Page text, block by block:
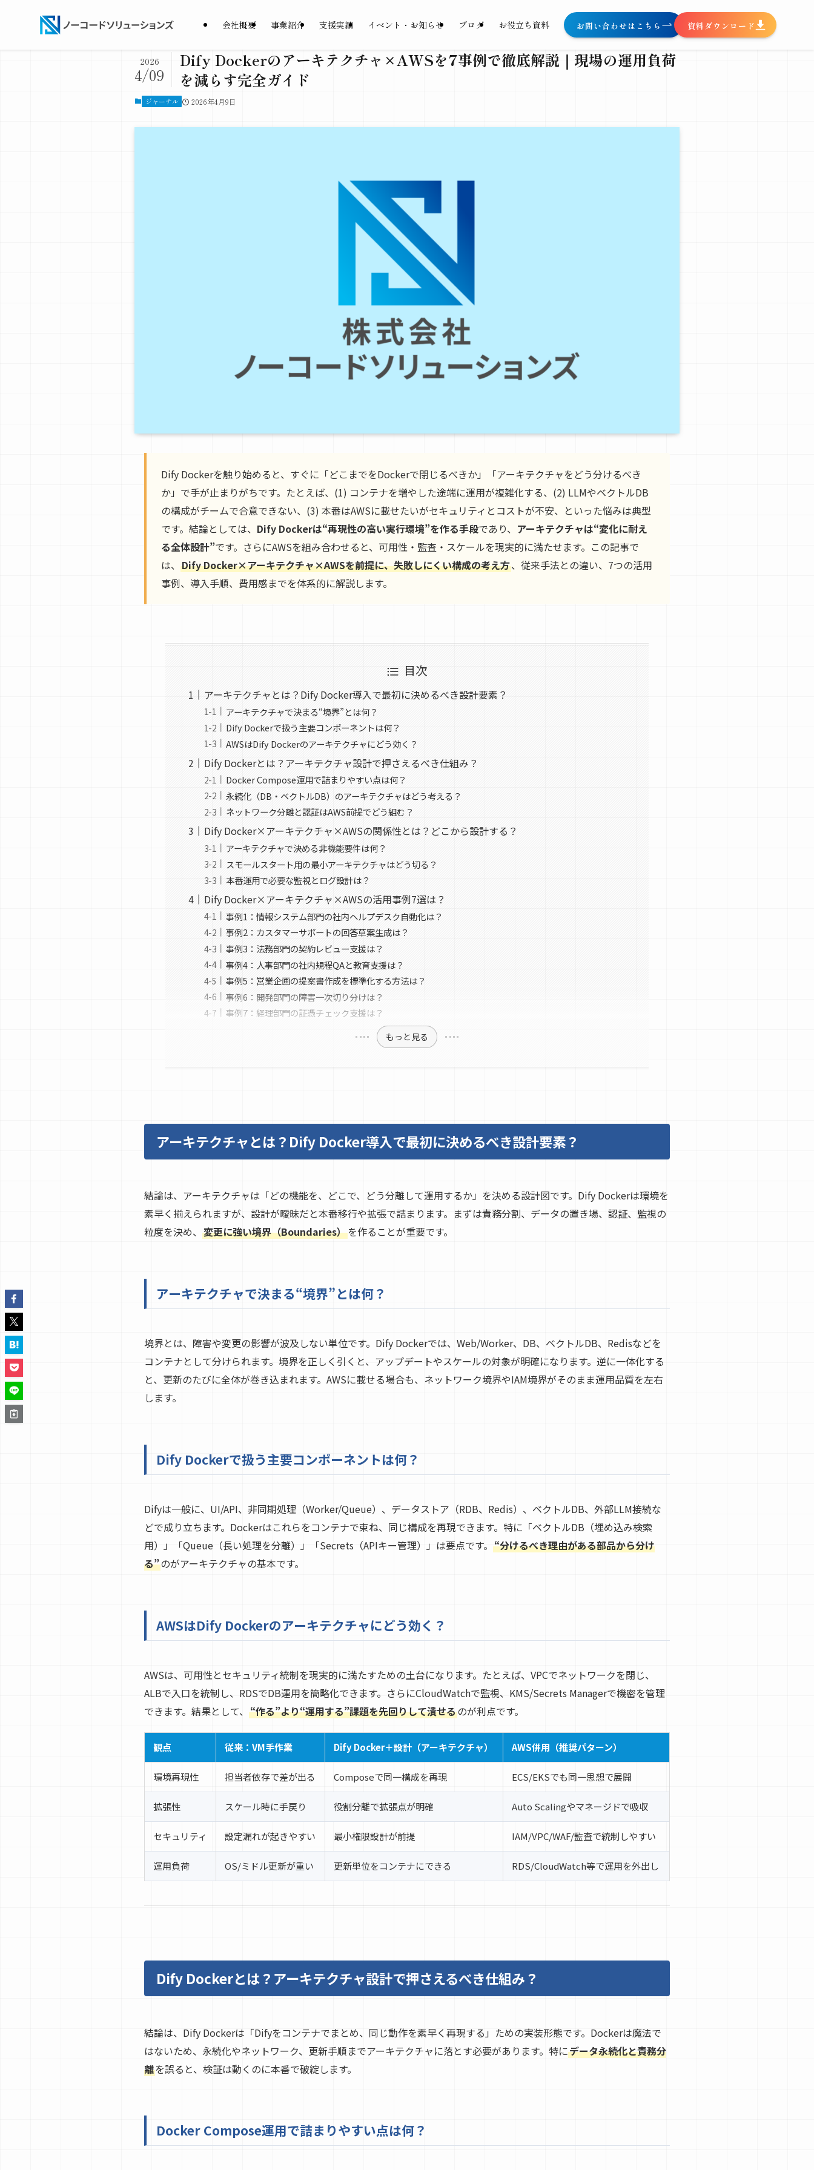
会社概要 事業紹介 支援実績 イベント・お知らせ ブログ お役立ち資料 お問い合わせはこちら 資料ダウンロード
Dify Dockerのアーキテクチャ×AWSを7事例で徹底解説｜現場の運用負荷
を減らす完全ガイド
2026
4/09
ジャーナル 2026年4月9日
Dify Dockerを触り始めると、すぐに「どこまでをDockerで閉じるべきか」「アーキテクチャをどう分けるべき
か」で手が止まりがちです。たとえば、(1) コンテナを増やした途端に運用が複雑化する、(2) LLMやベクトルDB
の構成がチームで合意できない、(3) 本番はAWSに載せたいがセキュリティとコストが不安、といった悩みは典型
です。結論としては、 Dify Dockerは“再現性の高い実行環境”を作る手段であり、 アーキテクチャは“変化に耐え
る全体設計”です。さらにAWSを組み合わせると、可用性・監査・スケールを現実的に満たせます。この記事で
は、 Dify Docker×アーキテクチャ×AWSを前提に、失敗しにくい構成の考え方、従来手法との違い、7つの活用
事例、導入手順、費用感までを体系的に解説します。
目次
アーキテクチャとは？Dify Docker導入で最初に決めるべき設計要素？
アーキテクチャで決まる“境界”とは何？
Dify Dockerで扱う主要コンポーネントは何？
AWSはDify Dockerのアーキテクチャにどう効く？
Dify Dockerとは？アーキテクチャ設計で押さえるべき仕組み？
Docker Compose運用で詰まりやすい点は何？
永続化（DB・ベクトルDB）のアーキテクチャはどう考える？
ネットワーク分離と認証はAWS前提でどう組む？
Dify Docker×アーキテクチャ×AWSの関係性とは？どこから設計する？
アーキテクチャで決める非機能要件は何？
スモールスタート用の最小アーキテクチャはどう切る？
本番運用で必要な監視とログ設計は？
Dify Docker×アーキテクチャ×AWSの活用事例7選は？
事例1：情報システム部門の社内ヘルプデスク自動化は？
事例2：カスタマーサポートの回答草案生成は？
事例3：法務部門の契約レビュー支援は？
事例4：人事部門の社内規程QAと教育支援は？
事例5：営業企画の提案書作成を標準化する方法は？
事例6：開発部門の障害一次切り分けは？
事例7：経理部門の証憑チェック支援は？
もっと見る
アーキテクチャとは？Dify Docker導入で最初に決めるべき設計要素？
結論は、アーキテクチャは「どの機能を、どこで、どう分離して運用するか」を決める設計図です。Dify Dockerは環境を
素早く揃えられますが、設計が曖昧だと本番移行や拡張で詰まります。まずは責務分割、データの置き場、認証、監視の
粒度を決め、 変更に強い境界（Boundaries）を作ることが重要です。
アーキテクチャで決まる“境界”とは何？
境界とは、障害や変更の影響が波及しない単位です。Dify Dockerでは、Web/Worker、DB、ベクトルDB、Redisなどを
コンテナとして分けられます。境界を正しく引くと、アップデートやスケールの対象が明確になります。逆に一体化する
と、更新のたびに全体が巻き込まれます。AWSに載せる場合も、ネットワーク境界やIAM境界がそのまま運用品質を左右
します。
Dify Dockerで扱う主要コンポーネントは何？
Difyは一般に、UI/API、非同期処理（Worker/Queue）、データストア（RDB、Redis）、ベクトルDB、外部LLM接続な
どで成り立ちます。Dockerはこれらをコンテナで束ね、同じ構成を再現できます。特に「ベクトルDB（埋め込み検索
用）」「Queue（長い処理を分離）」「Secrets（APIキー管理）」は要点です。 “分けるべき理由がある部品から分け
る”のがアーキテクチャの基本です。
AWSはDify Dockerのアーキテクチャにどう効く？
AWSは、可用性とセキュリティ統制を現実的に満たすための土台になります。たとえば、VPCでネットワークを閉じ、
ALBで入口を統制し、RDSでDB運用を簡略化できます。さらにCloudWatchで監視、KMS/Secrets Managerで機密を管理
できます。結果として、 “作る”より“運用する”課題を先回りして潰せるのが利点です。
観点 従来：VM手作業 Dify Docker＋設計（アーキテクチャ） AWS併用（推奨パターン）
環境再現性 担当者依存で差が出る Composeで同一構成を再現 ECS/EKSでも同一思想で展開
拡張性 スケール時に手戻り 役割分離で拡張点が明確 Auto Scalingやマネージドで吸収
セキュリティ 設定漏れが起きやすい 最小権限設計が前提 IAM/VPC/WAF/監査で統制しやすい
運用負荷 OS/ミドル更新が重い 更新単位をコンテナにできる RDS/CloudWatch等で運用を外出し
Dify Dockerとは？アーキテクチャ設計で押さえるべき仕組み？
結論は、Dify Dockerは「Difyをコンテナでまとめ、同じ動作を素早く再現する」ための実装形態です。Dockerは魔法で
はないため、永続化やネットワーク、更新手順までアーキテクチャに落とす必要があります。特にデータ永続化と責務分
離を誤ると、検証は動くのに本番で破綻します。
Docker Compose運用で詰まりやすい点は何？